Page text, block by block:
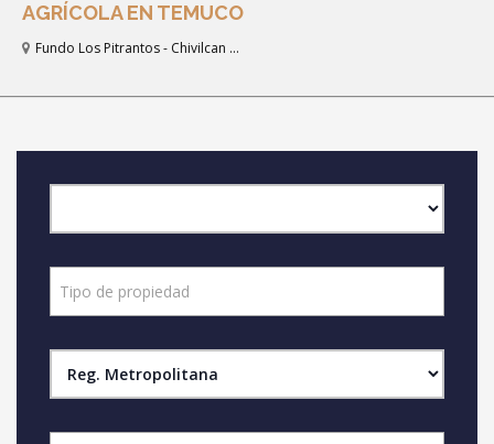
AGRÍCOLA EN TEMUCO
Fundo Los Pitrantos - Chivilcan ...